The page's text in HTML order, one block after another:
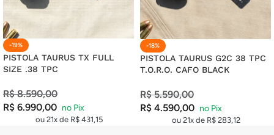
-19%
PISTOLA TAURUS TX FULL
SIZE .38 TPC
R$8.590,00
R$ 6.990,00
ou 21x de R$431,15
-18%
PISTOLA TAURUS G2C 38 TPC
T.O.R.O. CAFO BLACK
R$5.590,00
R$ 4.590,00
ou 21x de R$283,12